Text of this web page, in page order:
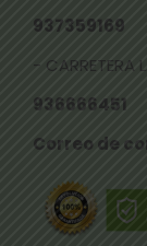
937359169
- CARRETERA
936666451
Correo de